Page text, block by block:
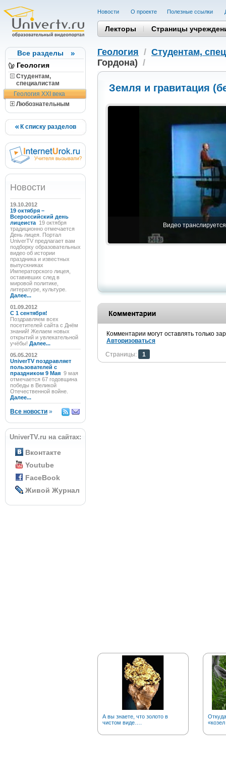
Все разделы
Геология
Студентам,
cпециалистам
Геология XXI века
Любознательным
К списку разделов
Новости
19.10.2012
19 октября –
Всероссийский день
лицеиста 19 октября
традиционно отмечается
День лицея. Портал
UniverTV предлагает вам
подборку образовательных
видео об истории
праздника и известных
выпускниках
Императорского лицея,
оставивших след в
мировой политике,
литературе, культуре.
Далее...
01.09.2012
C 1 сентября!
Поздравляем всех
посетителей сайта с Днём
знаний! Желаем новых
открытий и увлекательной
учёбы! Далее...
05.05.2012
UniverTV поздравляет
пользователей с
праздником 9 Мая 9 мая
отмечается 67 годовщина
победы в Великой
Отечественной войне.
Далее...
Все новости »
UniverTV.ru на сайтах:
Вконтакте
Youtube
FaceBook
Живой Журнал
Новости О проекте Полезные cсылки
Лекторы Страницы
Геология / Студентам,
Гордона) /
Земля и гравитация
Видео
Комментарии могут оставлять только
Авторизоваться
Страницы:
1
А вы знаете, что золото в
чистом виде….